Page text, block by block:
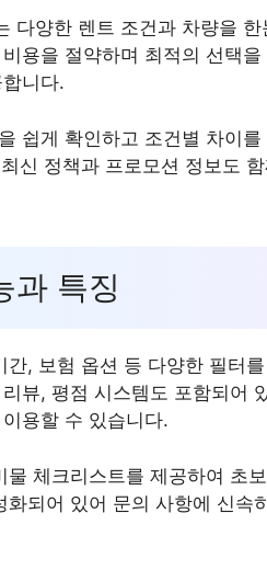
다양한 렌트 조건과 차량을
용을 절약하며 최적의 선택
니다.
쉽게 확인하고 조건별 차이
신 정책과 프로모션 정보도
과 특징
, 보험 옵션 등 다양한 필터
뷰, 평점 시스템도 포함되어
용할 수 있습니다.
물 체크리스트를 제공하여 초
되어 있어 문의 사항에 신속